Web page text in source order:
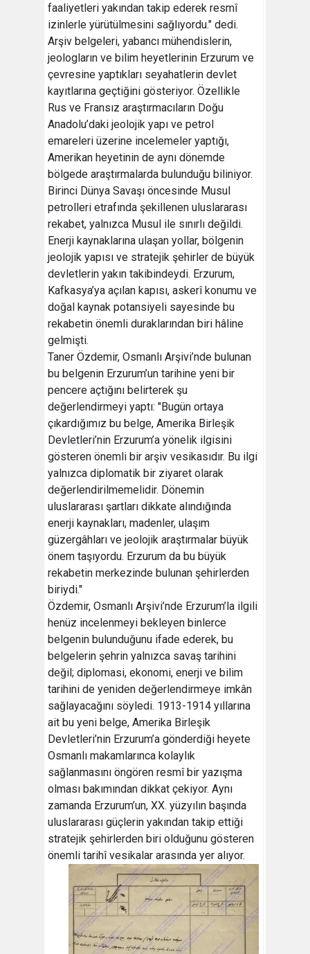
faaliyetleri yakından takip ederek resmî
izinlerle yürütülmesini sağlıyordu." dedi.
Arşiv belgeleri, yabancı mühendislerin,
jeologların ve bilim heyetlerinin Erzurum ve
çevresine yaptıkları seyahatlerin devlet
kayıtlarına geçtiğini gösteriyor. Özellikle
Rus ve Fransız araştırmacıların Doğu
Anadolu’daki jeolojik yapı ve petrol
emareleri üzerine incelemeler yaptığı,
Amerikan heyetinin de aynı dönemde
bölgede araştırmalarda bulunduğu biliniyor.
Birinci Dünya Savaşı öncesinde Musul
petrolleri etrafında şekillenen uluslararası
rekabet, yalnızca Musul ile sınırlı değildi.
Enerji kaynaklarına ulaşan yollar, bölgenin
jeolojik yapısı ve stratejik şehirler de büyük
devletlerin yakın takibindeydi. Erzurum,
Kafkasya’ya açılan kapısı, askerî konumu ve
doğal kaynak potansiyeli sayesinde bu
rekabetin önemli duraklarından biri hâline
gelmişti.
Taner Özdemir, Osmanlı Arşivi’nde bulunan
bu belgenin Erzurum’un tarihine yeni bir
pencere açtığını belirterek şu
değerlendirmeyi yaptı: "Bugün ortaya
çıkardığımız bu belge, Amerika Birleşik
Devletleri’nin Erzurum’a yönelik ilgisini
gösteren önemli bir arşiv vesikasıdır. Bu ilgi
yalnızca diplomatik bir ziyaret olarak
değerlendirilmemelidir. Dönemin
uluslararası şartları dikkate alındığında
enerji kaynakları, madenler, ulaşım
güzergâhları ve jeolojik araştırmalar büyük
önem taşıyordu. Erzurum da bu büyük
rekabetin merkezinde bulunan şehirlerden
biriydi."
Özdemir, Osmanlı Arşivi’nde Erzurum’la ilgili
henüz incelenmeyi bekleyen binlerce
belgenin bulunduğunu ifade ederek, bu
belgelerin şehrin yalnızca savaş tarihini
değil; diplomasi, ekonomi, enerji ve bilim
tarihini de yeniden değerlendirmeye imkân
sağlayacağını söyledi. 1913-1914 yıllarına
ait bu yeni belge, Amerika Birleşik
Devletleri’nin Erzurum’a gönderdiği heyete
Osmanlı makamlarınca kolaylık
sağlanmasını öngören resmî bir yazışma
olması bakımından dikkat çekiyor. Aynı
zamanda Erzurum’un, XX. yüzyılın başında
uluslararası güçlerin yakından takip ettiği
stratejik şehirlerden biri olduğunu gösteren
önemli tarihî vesikalar arasında yer alıyor.